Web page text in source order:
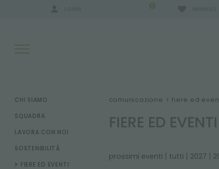
0
RISULTATI RICERCA:
ALTRI RISULTATI PER TE:
CHI SIAMO
SQUADRA
LAVORA CON NOI
SOSTENIBILITÀ
FIERE ED EVENTI
comunicazione > fiere ed
FIERE ED EVENTI
prossimi eventi | tutti | 2027 |